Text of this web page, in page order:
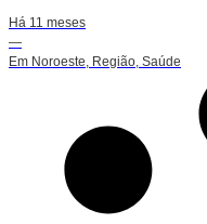
Há 11 meses
—
Em Noroeste Região Saúde